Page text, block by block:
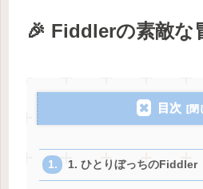
🎉 Fiddlerの素敵な
目次
1. ひとりぼっちのFiddler